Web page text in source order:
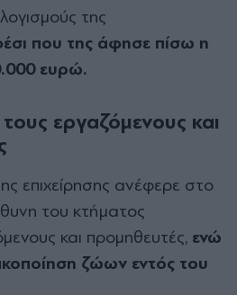
της
που της άφησε πίσω η
ευρώ.
εργαζόμενους και
επιχείρησης ανέφερε στο
του κτήματος
και προμηθευτές, ενώ
ζώων εντός του